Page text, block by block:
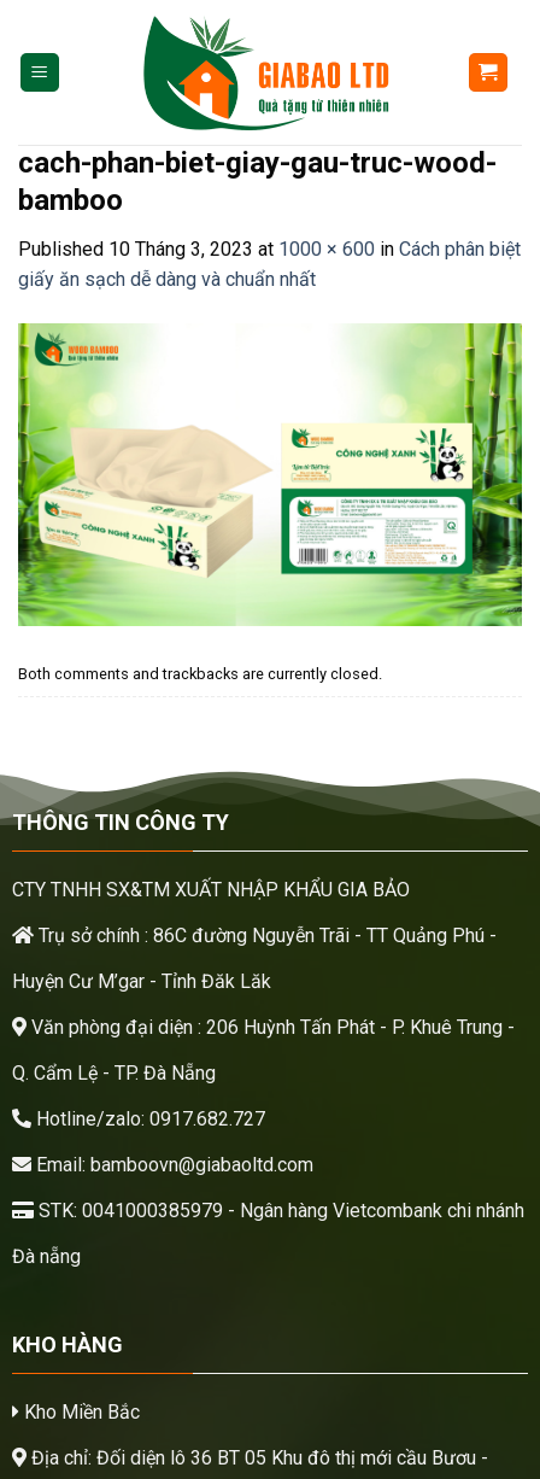
content
cach-phan-biet-giay-gau-truc-wood-
bamboo
Published 10 Tháng 3, 2023 at 1000 × 600 in Cách phân biệt
giấy ăn sạch dễ dàng và chuẩn nhất
Both comments and trackbacks are currently closed.
THÔNG TIN CÔNG TY
CTY TNHH SX&TM XUẤT NHẬP KHẨU GIA BẢO
Trụ sở chính : 86C đường Nguyễn Trãi - TT Quảng Phú -
Huyện Cư M’gar - Tỉnh Đăk Lăk
Văn phòng đại diện : 206 Huỳnh Tấn Phát - P. Khuê Trung -
Q. Cẩm Lệ - TP. Đà Nẵng
Hotline/zalo: 0917.682.727
Email: bamboovn@giabaoltd.com
STK: 0041000385979 - Ngân hàng Vietcombank chi nhánh
Đà nẵng
KHO HÀNG
Kho Miền Bắc
Địa chỉ: Đối diện lô 36 BT 05 Khu đô thị mới cầu Bươu -